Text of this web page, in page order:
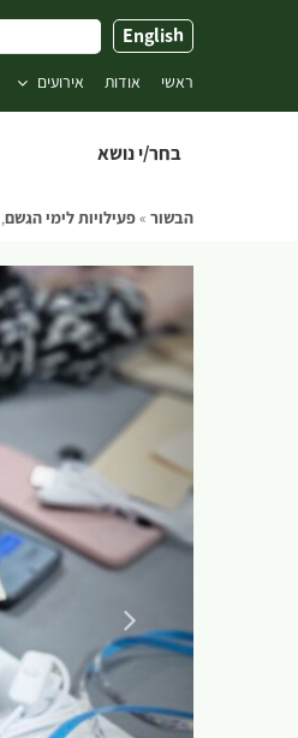
English
ראשי אודות אירועים
בחר/י נושא
הבשור »פעילויות לימי הגשם,